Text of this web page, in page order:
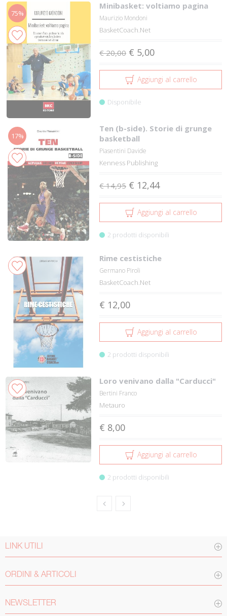
75%
Minibasket: voltiamo pagina
Maurizio Mondoni
BasketCoach.Net
€ 20,00 € 5,00
Aggiungi al carrello
Disponibile
17%
Ten (b-side). Storie di grunge
basketball
Piasentini Davide
Kenness Publishing
€ 14,95 € 12,44
Aggiungi al carrello
2 prodotti disponibili
Rime cestistiche
Germano Piroli
BasketCoach.Net
€ 12,00
Aggiungi al carrello
2 prodotti disponibili
Loro venivano dalla "Carducci"
Bertini Franco
Metauro
€ 8,00
Aggiungi al carrello
2 prodotti disponibili
LINK UTILI
ORDINI & ARTICOLI
NEWSLETTER